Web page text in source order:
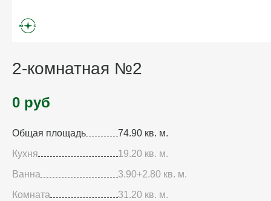
2-комнатная №2
0 руб
Общая площадь
74.90 кв. м.
Кухня
19.20 кв. м.
Ванна
3.90+2.80 кв. м.
Комната
31.20 кв. м.